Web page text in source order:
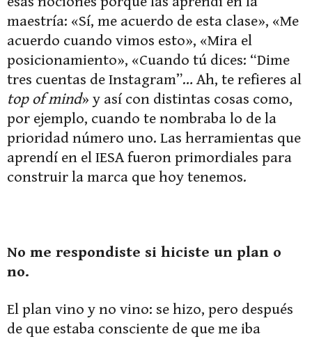
maestría: «Sí, me acuerdo de esta clase», «Me
acuerdo cuando vimos esto», «Mira el
posicionamiento», «Cuando tú dices: “Dime
tres cuentas de Instagram”… Ah, te refieres al
top of mind» y así con distintas cosas como,
por ejemplo, cuando te nombraba lo de la
prioridad número uno. Las herramientas que
aprendí en el IESA fueron primordiales para
construir la marca que hoy tenemos.
No me respondiste si hiciste un plan o
no.
El plan vino y no vino: se hizo, pero después
de que estaba consciente de que me iba